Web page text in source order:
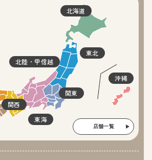
北海道
東北
関東
北陸・甲信越
東海
関西
沖縄
店舗一覧